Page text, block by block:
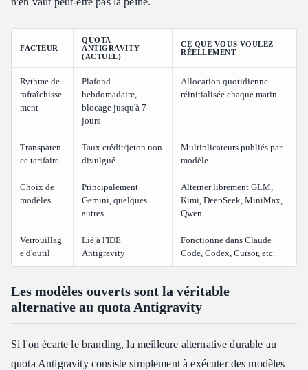
FACTEUR
QUOTA
ANTIGRAVITY
(ACTUEL)
CE QUE VOUS VOULEZ
RÉELLEMENT
Rythme de
rafraîchisse
ment
Plafond
hebdomadaire,
blocage jusqu'à 7
jours
Allocation quotidienne
réinitialisée chaque matin
Transparen
ce tarifaire
Taux crédit/jeton non
divulgué
Multiplicateurs publiés par
modèle
Choix de
modèles
Principalement
Gemini, quelques
autres
Alterner librement GLM,
Kimi, DeepSeek, MiniMax,
Qwen
Verrouillag
e d'outil
Lié à l'IDE
Antigravity
Fonctionne dans Claude
Code, Codex, Cursor, etc.
Les modèles ouverts sont la véritable
alternative au quota Antigravity
Si l'on écarte le branding, la meilleure alternative durable au
quota Antigravity consiste simplement à exécuter des modèles